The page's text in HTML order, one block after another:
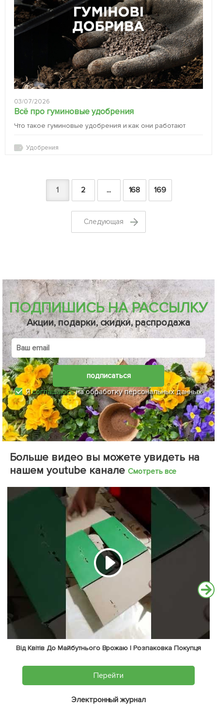
03/07/2026
Всё про гуминовые удобрения
Что такое гуминовые удобрения и как они работают
Удобрения
1 2 ... 168 169
Cледующая
ПОДПИШИСЬ НА РАССЫЛКУ
Акции, подарки, скидки, распродажа
подписаться
Ясоглашаюсьна обработку персональных данных
Больше видео вы можете увидеть на
нашем youtube канале Смотреть все
Від Квітів До Майбутнього Врожаю | Розпаковка Покупця
Перейти
Электронный журнал